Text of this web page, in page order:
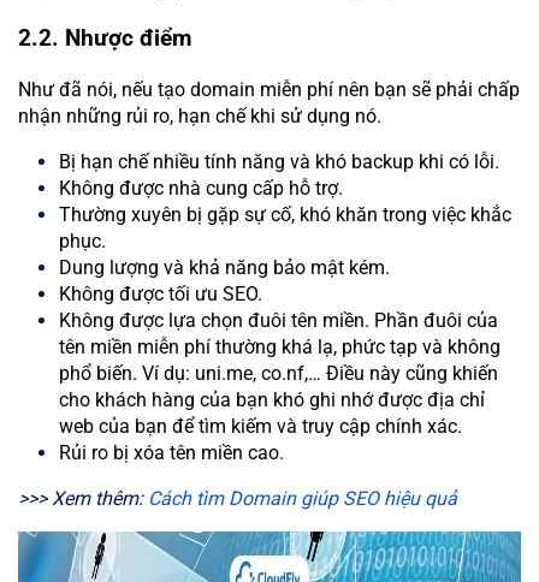
2.2. Nhược điểm
Như đã nói, nếu tạo domain miễn phí nên bạn sẽ phải chấp
nhận những rủi ro, hạn chế khi sử dụng nó.
Bị hạn chế nhiều tính năng và khó backup khi có lỗi.
Không được nhà cung cấp hỗ trợ.
Thường xuyên bị gặp sự cố, khó khăn trong việc khắc
phục.
Dung lượng và khả năng bảo mật kém.
Không được tối ưu SEO.
Không được lựa chọn đuôi tên miền. Phần đuôi của
tên miền miễn phí thường khá lạ, phức tạp và không
phổ biến. Ví dụ: uni.me, co.nf,… Điều này cũng khiến
cho khách hàng của bạn khó ghi nhớ được địa chỉ
web của bạn để tìm kiếm và truy cập chính xác.
Rủi ro bị xóa tên miền cao.
>>> Xem thêm: Cách tìm Domain giúp SEO hiệu quả